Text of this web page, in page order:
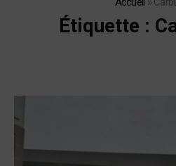
Étiquette :